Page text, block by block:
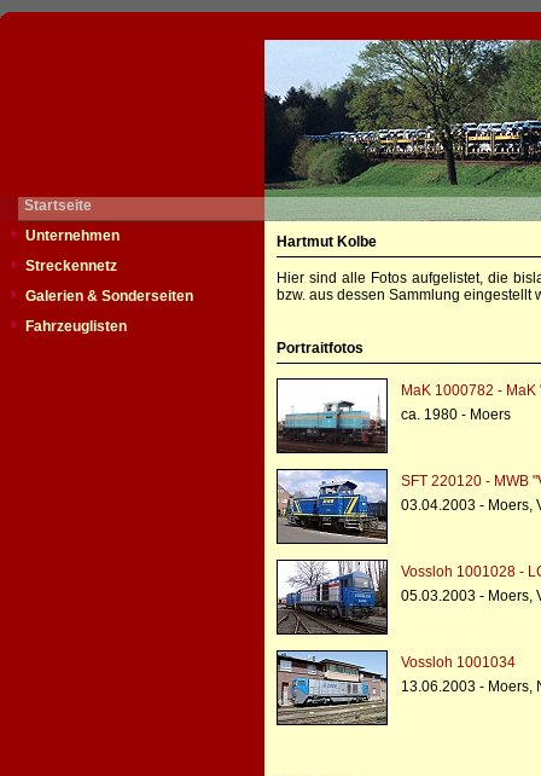
Startseite
Unternehmen
Streckennetz
Galerien & Sonderseiten
Fahrzeuglisten
Hartmut Kolbe
Hier sind alle Fotos aufgelistet, die
bzw. aus dessen Sammlung eingestellt
Portraitfotos
MaK 1000782 - MaK
ca. 1980 - Moers
SFT 220120 - MWB
03.04.2003 - Moers,
Vossloh 1001028 -
05.03.2003 - Moers,
Vossloh 1001034
13.06.2003 - Moers,